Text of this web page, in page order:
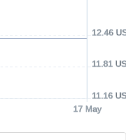
17 May
11.16 USD
11.81 USD
12.46 USD